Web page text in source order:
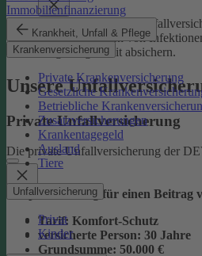
Immobilienfinanzierung
Krankheit, Unfall & Pflege
Krankenversicherung
Private Krankenversicherung
Gesetzliche
Betriebliche
Zusatzversicherungen
Krankentagegeld
Ausland
Tiere
Unfallversicherung
Privat
Kinder
Mit der Junior-Plus-
sowie die Folgen von
Vergiftungen mit absichern.
Unsere
Private Unfallversicherung
Die private Unfallversicherung der
Beispielrechnung für einen Beitrag
Tarif: Komfort-Schutz
versicherte Person: 30 Jahre
Grundsumme: 50.000 €